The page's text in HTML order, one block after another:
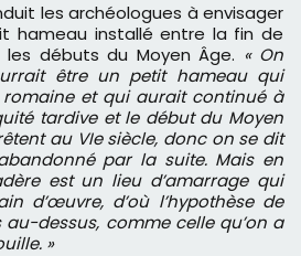
les archéologues à envisager
hameau installé entre la fin de
débuts du Moyen Âge. « On
être un petit hameau qui
romaine et qui aurait continué à
tardive et le début du Moyen
au VIe siècle, donc on se dit
par la suite. Mais en
est un lieu d’amarrage qui
d’œuvre, d’où l’hypothèse de
dessus, comme celle qu’on a
»